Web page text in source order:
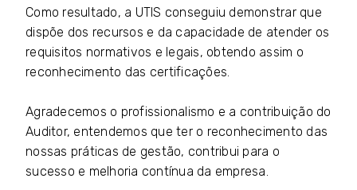
Como resultado, a UTIS conseguiu demonstrar que
dispõe dos recursos e da capacidade de atender os
requisitos normativos e legais, obtendo assim o
reconhecimento das certificações.
Agradecemos o profissionalismo e a contribuição do
Auditor, entendemos que ter o reconhecimento das
nossas práticas de gestão, contribui para o
sucesso e melhoria contínua da empresa.